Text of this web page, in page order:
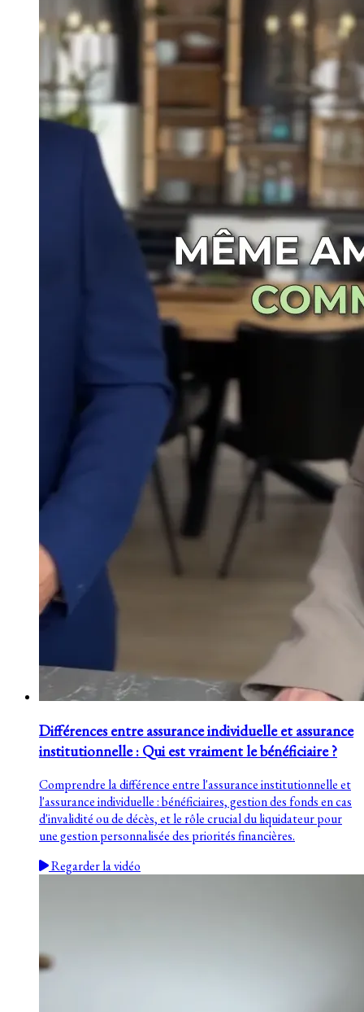
Différences entre assurance individuelle et assurance
institutionnelle : Qui est vraiment le bénéficiaire ?
Comprendre la différence entre l'assurance institutionnelle et
l'assurance individuelle : bénéficiaires, gestion des fonds en cas
d'invalidité ou de décès, et le rôle crucial du liquidateur pour
une gestion personnalisée des priorités financières.
Regarder la vidéo